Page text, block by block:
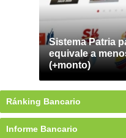
Sistema Patria
equivale a
(+monto)
Ránking Bancario
Informe Bancario